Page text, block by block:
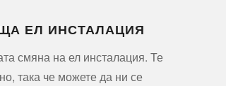
ЕЛ ИНСТАЛАЦИЯ
смяна на ел инсталация. Те
така че можете да ни се